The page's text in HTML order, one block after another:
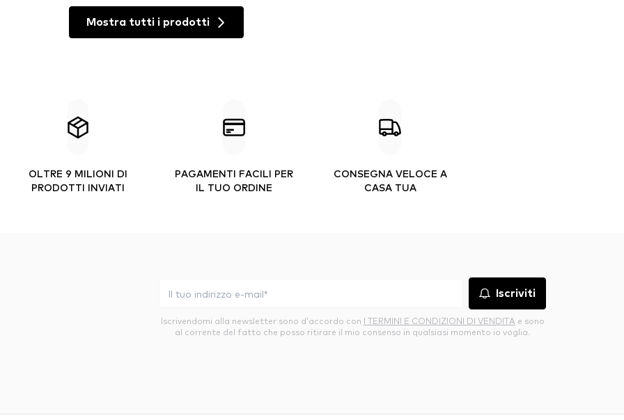
Mostra tutti i prodotti
OLTRE 9 MILIONI DI
PRODOTTI INVIATI
PAGAMENTI FACILI PER
IL TUO ORDINE
CONSEGNA VELOCE A
CASA TUA
Iscriviti
Iscrivendomi alla newsletter sono d’accordo con I TERMINI E CONDIZIONI DI VENDITA e sono
al corrente del fatto che posso ritirare il mio consenso in qualsiasi momento io voglia.